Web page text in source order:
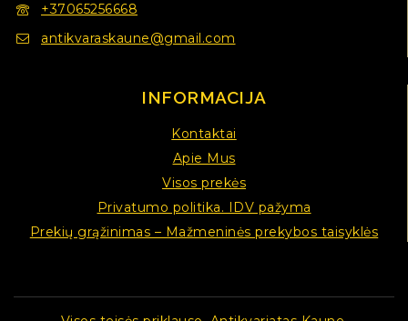
+37065256668
antikvaraskaune@gmail.com
INFORMACIJA
Kontaktai
Apie Mus
Visos prekės
Privatumo politika. IDV pažyma
Prekių grąžinimas – Mažmeninės prekybos taisyklės